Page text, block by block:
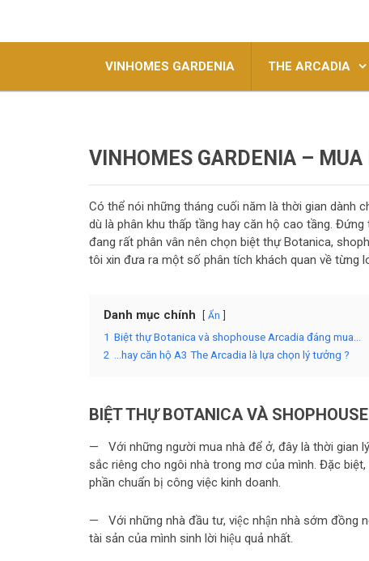
VINHOMES GARDENIA THE ARCADIA
VINHOMES GARDENIA –
Có thể nói những tháng cuối năm là thời gian dành
dù là phân khu thấp tầng hay căn hộ cao tầng.
đang rất phân vân nên chọn biệt thự Botanica,
tôi xin đưa ra một số phân tích khách quan về từng
Danh mục chính Ẩn
1 Biệt thự Botanica và shophouse Arcadia đáng mua…
2
…hay căn hộ A3 The Arcadia là lựa chọn lý tưởng ?
BIỆT THỰ BOTANICA VÀ
— Với những người mua nhà để ở, đây là thời gian
sắc riêng cho ngôi nhà trong mơ của mình. Đặc
phần chuẩn bị công việc kinh doanh.
— Với những nhà đầu tư, việc nhận nhà sớm đồng
tài sản của mình sinh lời hiệu quả nhất.